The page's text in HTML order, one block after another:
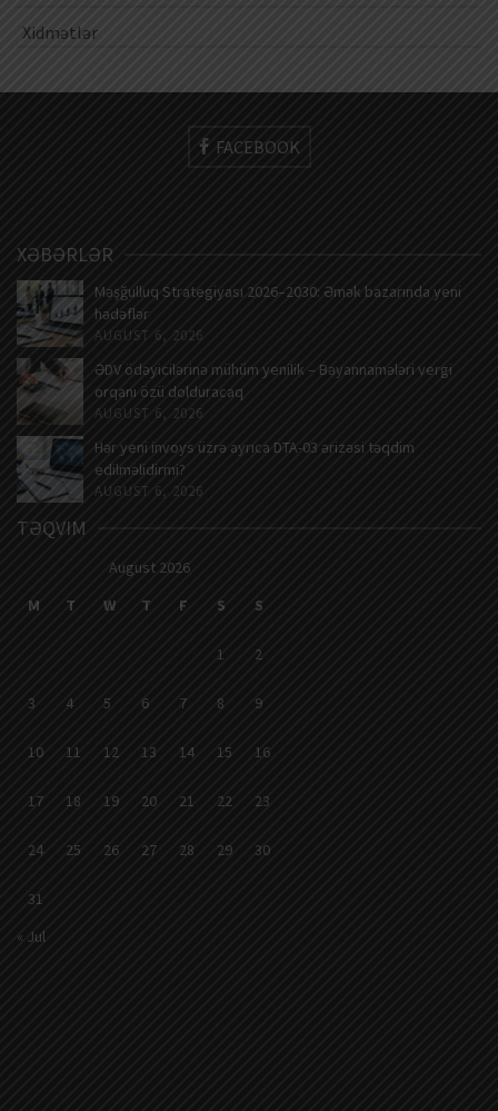
Xidmətlər
FACEBOOK
XƏBƏRLƏR
Məşğulluq Strategiyası 2026–2030: Əmək bazarında yeni
hədəflər
AUGUST 6, 2026
ƏDV ödəyicilərinə mühüm yenilik – Bəyannamələri vergi
orqanı özü dolduracaq
AUGUST 6, 2026
Hər yeni invoys üzrə ayrıca DTA-03 ərizəsi təqdim
edilməlidirmi?
AUGUST 6, 2026
TƏQVIM
August 2026
M
T W T F S S
1 2
3 4 5 6 7 8 9
10 11 12 13 14 15 16
17 18 19 20 21 22 23
24 25 26 27 28 29 30
31
« Jul